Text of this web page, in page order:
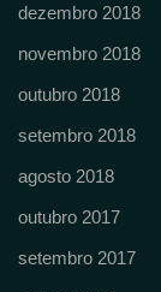
dezembro 2018
novembro 2018
outubro 2018
setembro 2018
agosto 2018
outubro 2017
setembro 2017